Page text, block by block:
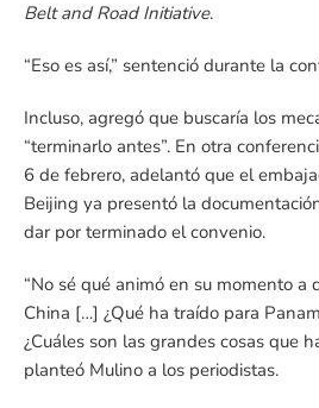
Belt and Road Initiative.
“Eso es así,” sentenció durante la
Incluso, agregó que buscaría los
“terminarlo antes”. En otra
6 de febrero, adelantó que el
Beijing ya presentó la
dar por terminado el convenio.
“No sé qué animó en su momento a
China […] ¿Qué ha traído para
¿Cuáles son las grandes cosas que
planteó Mulino a los periodistas.